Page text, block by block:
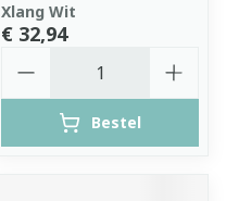
Xlang Wit
€ 32,94
Bestel